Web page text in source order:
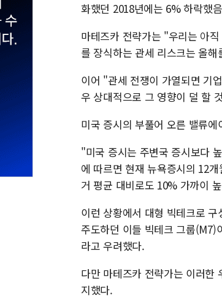
화했던 2018년에는 6% 하락했
마테즈카 전략가는 "우리는 아
를 장식하는 관세 리스크는 올
이어 "관세 전쟁이 가열되면 기
우 상대적으로 그 영향이 덜 할
미국 증시의 부풀어 오른 밸류
"미국 증시는 주변국 증시보다
에 따르면 현재 뉴욕증시의 12
거 평균 대비로도 10% 가까이
이런 상황에서 대형 빅테크로
주도하던 이들 빅테크 그룹(M7)
라고 우려했다.
다만 마테즈카 전략가는 이러
지했다.